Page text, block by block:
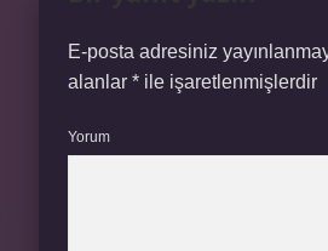
E-posta adresiniz
alanlar * ile işaretlenmişlerdir
Yorum